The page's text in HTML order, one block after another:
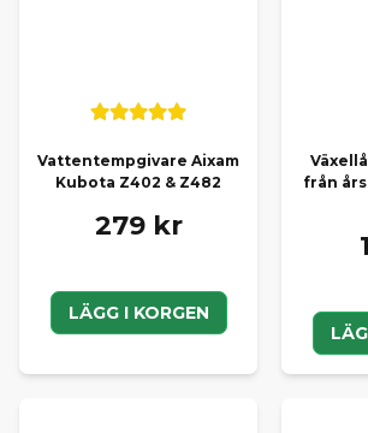
Vattentempgivare Aixam
Kubota Z402 & Z482
279 kr
LÄGG I KORGEN
från